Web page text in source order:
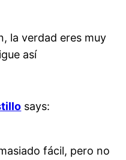
la verdad eres muy
así
says:
fácil, pero no